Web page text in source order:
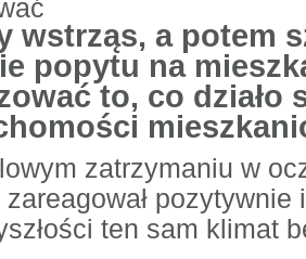
wstrząs, a potem
popytu na
to, co działo
zatrzymaniu w
ten sam klimat